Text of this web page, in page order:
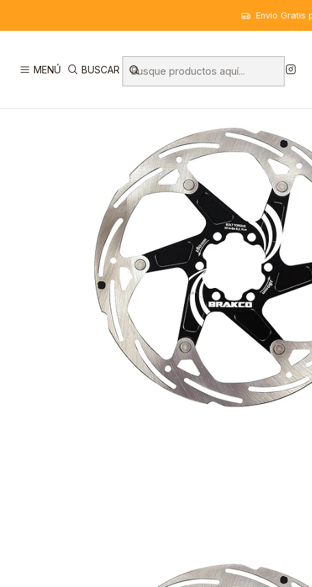
MENÚ BUSCAR
Envio Gratis
Rotor 2 piezas, FR-01